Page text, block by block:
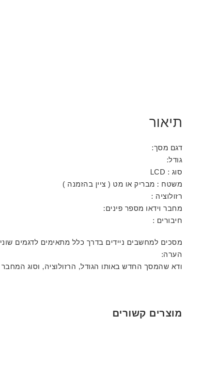
תיאור
דגם מסך:
גודל:
סוג : LCD
משטח : מבריק או מט ( ציין בהזמנה )
רזולוציה :
מחבר וידאו מספר פינים:
חיבורים :
מסכים למחשבים ניידים בדרך כלל מתאימים לדגמים
הערה:
ודא שהמסך החדש באותו הגודל, הרזולוציה, וסוג
מוצרים קשורים